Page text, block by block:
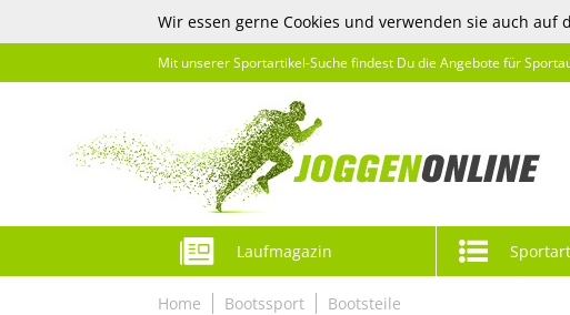
Wir essen gerne Cookies und verwenden sie auch
Mit unserer Sportartikel-Suche findest Du die Angebote für
Laufmagazin
Home Bootssport Bootsteile